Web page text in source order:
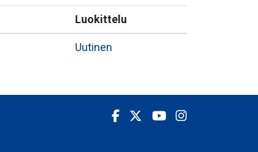
Luokittelu
Uutinen